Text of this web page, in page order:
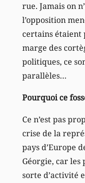
rue. Jamais on
l’opposition
certains étaient
marge des
politiques, ce
parallèles…
Pourquoi ce
Ce n’est pas
crise de la
pays d’Europe
Géorgie, car
sorte d’activité